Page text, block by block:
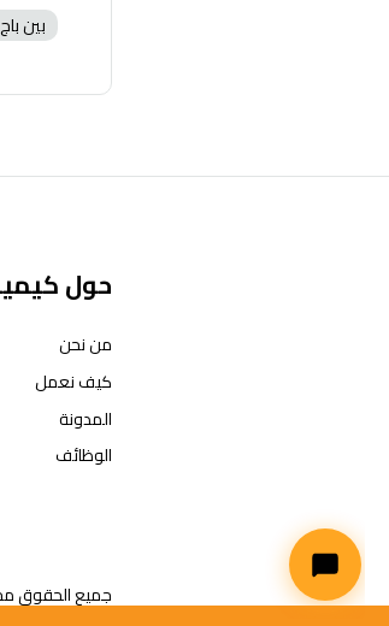
بين باج
حول
من نحن
كيف نعمل
المدونة
الوظائف
جميع الحقوق